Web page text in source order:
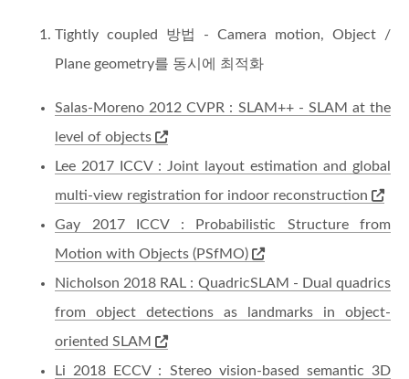
Tightly coupled 방법 - Camera motion, Object /
Plane geometry를 동시에 최적화
Salas-Moreno 2012 CVPR : SLAM++ - SLAM at the
level of objects
Lee 2017 ICCV : Joint layout estimation and global
multi-view registration for indoor reconstruction
Gay 2017 ICCV : Probabilistic Structure from
Motion with Objects (PSfMO)
Nicholson 2018 RAL : QuadricSLAM - Dual quadrics
from object detections as landmarks in object-
oriented SLAM
Li 2018 ECCV : Stereo vision-based semantic 3D